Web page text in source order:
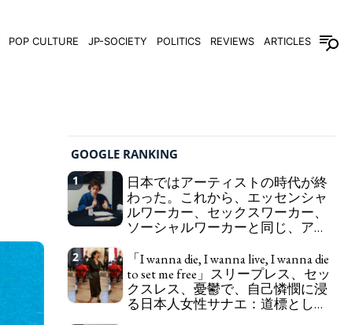
POP CULTURE JP-SOCIETY POLITICS REVIEWS ARTICLES
GOOGLE RANKING
1
日本ではアーティストの時代が終
わった。これから、エッセンシャ
ルワーカー、セックスワーカー、
ソーシャルワーカーと同じ、アー
in Japan the word "artist" into the word "Art
Worker" (similar to "Essential Worker", "Sex Worker"
or "Social Worker")
2
「I wanna die, I wanna live, I wanna die
to set me free」スリープレス、セッ
クスレス、憂鬱で、自己憐憫に浸
る日本人女性サナエ：道標として